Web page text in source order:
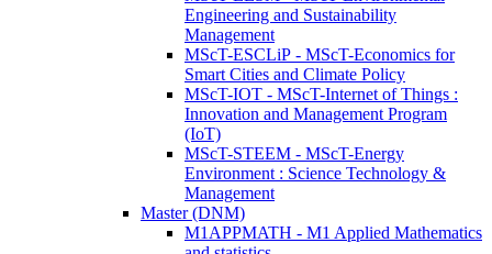
Engineering and Sustainability
Management
MScT-ESCLiP - MScT-Economics for
Smart Cities and Climate Policy
MScT-IOT - MScT-Internet of Things :
Innovation and Management Program
(IoT)
MScT-STEEM - MScT-Energy
Environment : Science Technology &
Management
Master (DNM)
M1APPMATH - M1 Applied Mathematics